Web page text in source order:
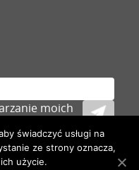
moich
świadczyć usługi na
ze strony oznacza,
użycie.